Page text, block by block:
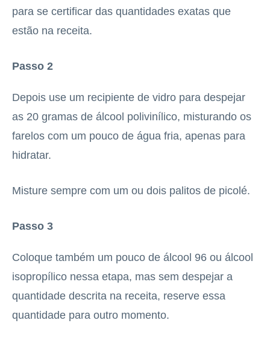
para se certificar das quantidades exatas que
estão na receita.
Passo 2
Depois use um recipiente de vidro para despejar
as 20 gramas de álcool polivinílico, misturando os
farelos com um pouco de água fria, apenas para
hidratar.
Misture sempre com um ou dois palitos de picolé.
Passo 3
Coloque também um pouco de álcool 96 ou álcool
isopropílico nessa etapa, mas sem despejar a
quantidade descrita na receita, reserve essa
quantidade para outro momento.